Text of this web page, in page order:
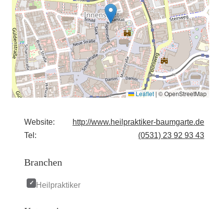
Leaflet |© OpenStreetMap
Website:
http://www.heilpraktiker-baumgarte.de
Tel:
(0531) 23 92 93 43
Branchen
Heilpraktiker